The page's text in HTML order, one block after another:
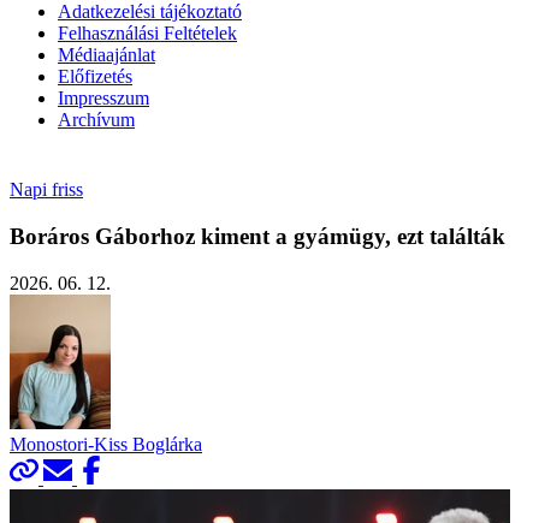
Adatkezelési tájékoztató
Felhasználási Feltételek
Médiaajánlat
Előfizetés
Impresszum
Archívum
Napi friss
Boráros Gáborhoz kiment a gyámügy, ezt találták
2026. 06. 12.
Monostori-Kiss Boglárka